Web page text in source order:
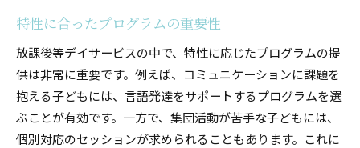
特性に合ったプログラムの重要性
放課後等デイサービスの中で、特性に応じたプログラムの提
供は非常に重要です。例えば、コミュニケーションに課題を
抱える子どもには、言語発達をサポートするプログラムを選
ぶことが有効です。一方で、集団活動が苦手な子どもには、
個別対応のセッションが求められることもあります。これに